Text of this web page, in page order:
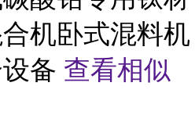
机卧式混料机
备 查看相似